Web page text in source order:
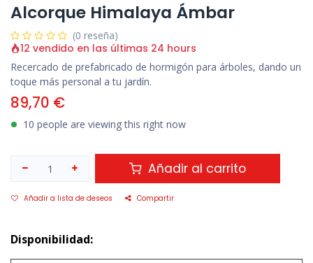
Alcorque Himalaya Ámbar
(0 reseña)
12 vendido en las últimas 24 hours
Recercado de prefabricado de hormigón para árboles, dando un
toque más personal a tu jardín.
89,70 €
10 people are viewing this right now
Añadir al carrito
Añadir a lista de deseos Compartir
Disponibilidad: